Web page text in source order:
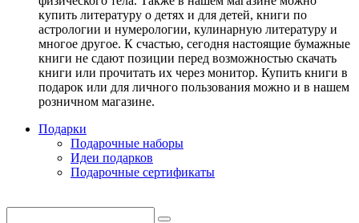
купить литературу о детях и для детей, книги по
астрологии и нумерологии, кулинарную литературу и
многое другое. К счастью, сегодня настоящие бумажные
книги не сдают позиции перед возможностью скачать
книги или прочитать их через монитор. Купить книги в
подарок или для личного пользования можно и в нашем
розничном магазине.
Подарки
Подарочные наборы
Идеи подарков
Подарочные сертификаты